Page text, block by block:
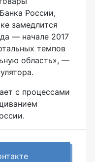
России,
замедлится
— начале 2017
темпов
область», —
с процессами